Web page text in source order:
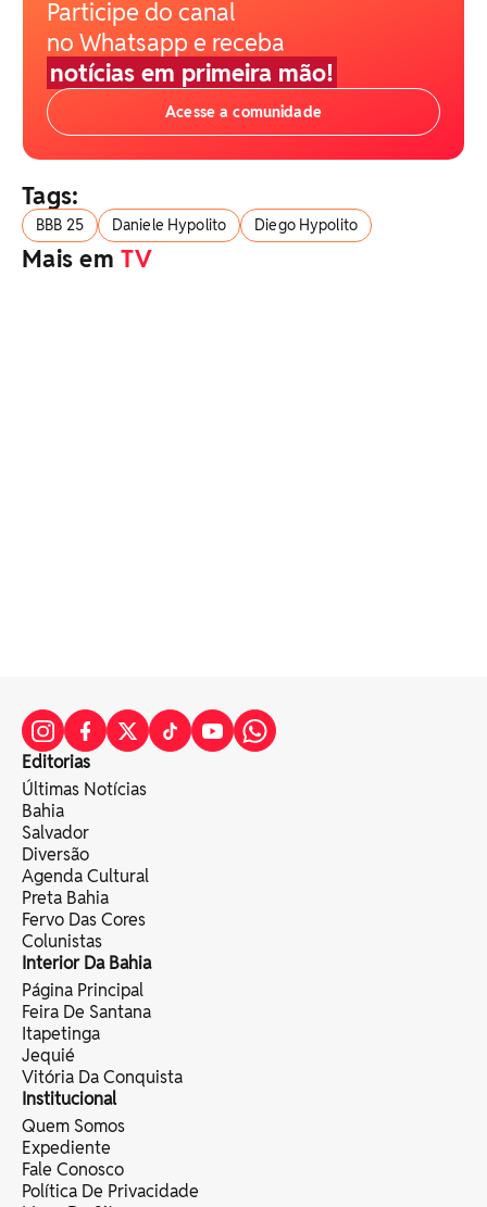
Participe do canal
no Whatsapp e receba
notícias em primeira mão!
Acesse a comunidade
Tags:
BBB 25 Daniele Hypolito Diego Hypolito
Mais emTV
Editorias
Últimas Notícias
Bahia
Salvador
Diversão
Agenda Cultural
Preta Bahia
Fervo Das Cores
Colunistas
Interior Da Bahia
Página Principal
Feira De Santana
Itapetinga
Jequié
Vitória Da Conquista
Institucional
Quem Somos
Expediente
Fale Conosco
Política De Privacidade